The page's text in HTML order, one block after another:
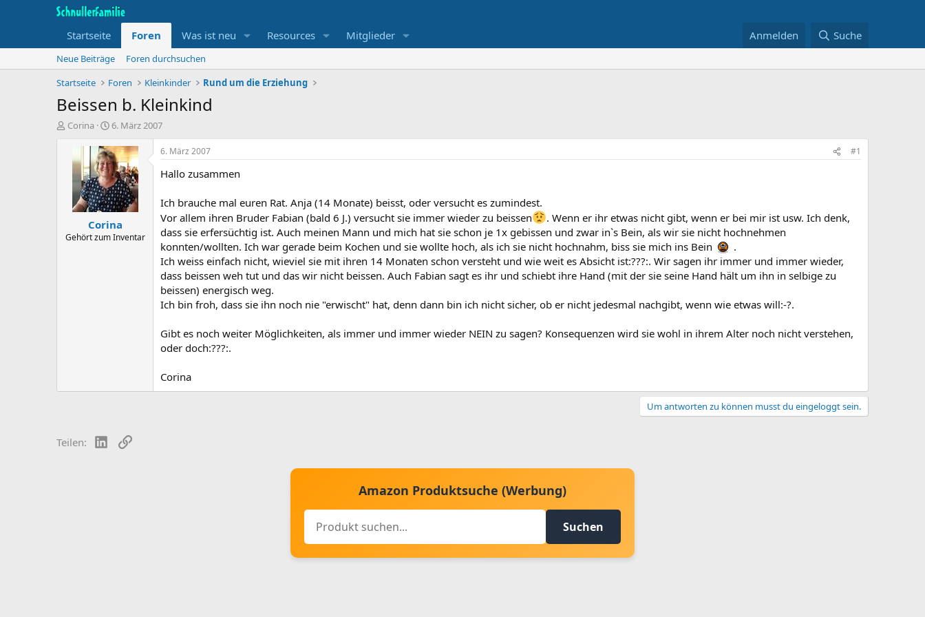
Startseite Foren Was ist neu Resources Mitglieder Anmelden Suche
Neue Beiträge
Foren durchsuchen
Startseite
Foren Kleinkinder Rund um die Erziehung
Beissen b. Kleinkind
T
m
r
Corina
B
g
i
n
n
d
a
t
u
6. März 2007
Corina
Gehört zum Inventar
6. März 2007 #1
Hallo zusammen
Ich brauche mal euren Rat. Anja (14 Monate) beisst, oder versucht es zumindest.
Vor allem ihren Bruder Fabian (bald 6 J.) versucht sie immer wieder zu beissen
. Wenn er ihr etwas nicht gibt, wenn er bei mir ist usw. Ich denk,
dass sie erfersüchtig ist. Auch meinen Mann und mich hat sie schon je 1x gebissen und zwar in`s Bein, als wir sie nicht hochnehmen
konnten/wollten. Ich war gerade beim Kochen und sie wollte hoch, als ich sie nicht hochnahm, biss sie mich ins Bein
.
Ich weiss einfach nicht, wieviel sie mit ihren 14 Monaten schon versteht und wie weit es Absicht ist:???:. Wir sagen ihr immer und immer wieder,
dass beissen weh tut und das wir nicht beissen. Auch Fabian sagt es ihr und schiebt ihre Hand (mit der sie seine Hand hält um ihn in selbige zu
beissen) energisch weg.
Ich bin froh, dass sie ihn noch nie "erwischt" hat, denn dann bin ich nicht sicher, ob er nicht jedesmal nachgibt, wenn wie etwas will:-?.
Gibt es noch weiter Möglichkeiten, als immer und immer wieder NEIN zu sagen? Konsequenzen wird sie wohl in ihrem Alter noch nicht verstehen,
oder doch:???:.
Corina
Um antworten zu können musst du eingeloggt sein.
Teilen: LinkedIn
Link
Amazon Produktsuche (Werbung)
Suchen